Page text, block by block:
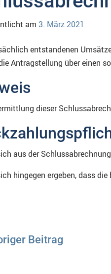
am 3. März 2021
entstandenen
Antragstellung über einen
dieser
aus der
hingegen ergeben, dass